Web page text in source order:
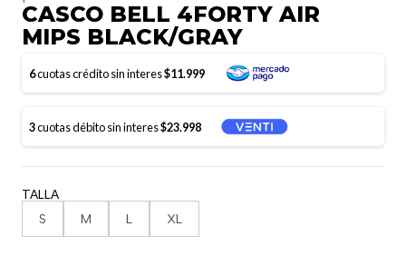
CASCO BELL 4FORTY AIR
MIPS BLACK/GRAY
6cuotas crédito sin interes$11.999
3cuotas débito sin interes$23.998
TALLA
S M L XL